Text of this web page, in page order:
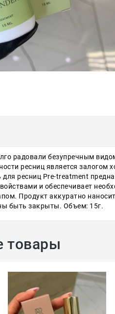
радовали безупречным
ресниц является
ресниц Pre-treatment
и обеспечивает
Продукт аккуратно
быть закрыты. Объем: 15г.
товары